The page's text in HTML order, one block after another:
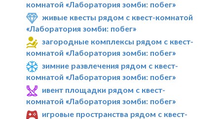
комнатой «Лаборатория зомби: побег»
живые квесты рядом с квест-комнатой
«Лаборатория зомби: побег»
загородные комплексы рядом с квест-
комнатой «Лаборатория зомби: побег»
зимние развлечения рядом с квест-
комнатой «Лаборатория зомби: побег»
ивент площадки рядом с квест-
комнатой «Лаборатория зомби: побег»
игровые пространства рядом с квест-